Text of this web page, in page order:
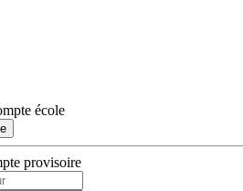
école
provisoire